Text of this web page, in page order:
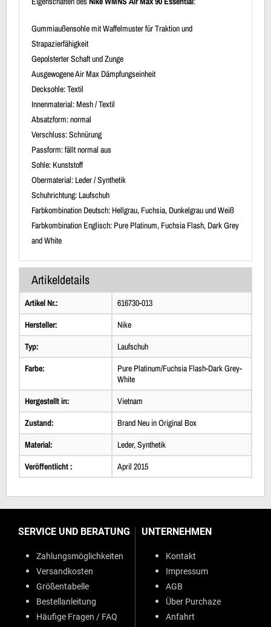
Gummiaußensohle mit Waffelmuster für Traktion und
Strapazierfähigkeit
Gepolsterter Schaft und Zunge
Ausgewogene Air Max Dämpfungseinheit
Decksohle: Textil
Innenmaterial: Mesh / Textil
Absatzform: normal
Verschluss: Schnürung
Passform: fällt normal aus
Sohle: Kunststoff
Obermaterial: Leder / Synthetik
Schuhrichtung: Laufschuh
Farbkombination Deutsch: Hellgrau, Fuchsia, Dunkelgrau und Weiß
Farbkombination Englisch: Pure Platinum, Fuchsia Flash, Dark Grey
and White
Artikeldetails
Artikel Nr.:
616730-013
Hersteller:
Nike
Typ:
Laufschuh
Farbe:
Pure Platinum/Fuchsia Flash-Dark Grey-
White
Hergestellt in:
Vietnam
Zustand:
Brand Neu in Original Box
Material:
Leder, Synthetik
Veröffentlicht :
April 2015
SERVICE UND BERATUNG
Zahlungsmöglichkeiten
Versandkosten
Größentabelle
Bestellanleitung
Häufige Fragen / FAQ
UNTERNEHMEN
Kontakt
Impressum
AGB
Über Purchaze
Anfahrt